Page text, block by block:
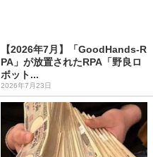
【2026年7月】「GoodHands-R
PA」が放置されたRPA「野良ロ
ボット...
2026年7月23日